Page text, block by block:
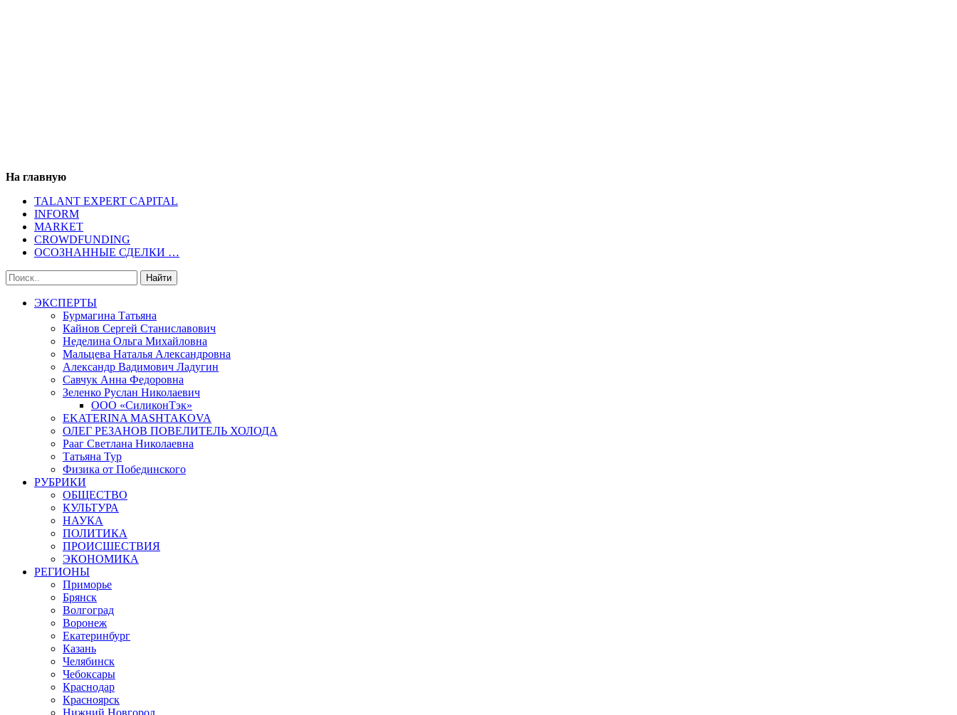
На главную
TALANT EXPERT CAPITAL
INFORM
MARKET
CROWDFUNDING
ОСОЗНАННЫЕ СДЕЛКИ …
ЭКСПЕРТЫ
Бурмагина Татьяна
Кайнов Сергей Станиславович
Неделина Ольга Михайловна
Мальцева Наталья Александровна
Александр Вадимович Ладугин
Савчук Анна Федоровна
Зеленко Руслан Николаевич
ООО «СиликонТэк»
EKATERINA MASHTAKOVA
ОЛЕГ РЕЗАНОВ ПОВЕЛИТЕЛЬ ХОЛОДА
Рааг Светлана Николаевна
Татьяна Тур
Физика от Побединского
РУБРИКИ
ОБЩЕСТВО
КУЛЬТУРА
НАУКА
ПОЛИТИКА
ПРОИСШЕСТВИЯ
ЭКОНОМИКА
РЕГИОНЫ
Приморье
Брянск
Волгоград
Воронеж
Екатеринбург
Казань
Челябинск
Чебоксары
Краснодар
Красноярск
Нижний Новгород